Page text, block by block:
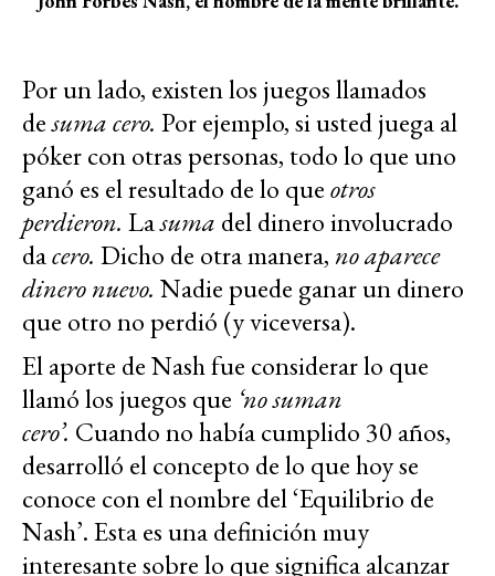
Por un lado, existen los juegos llamados
desuma cero. Por ejemplo, si usted juega al
póker con otras personas, todo lo que uno
ganó es el resultado de lo queotros
perdieron. Lasuma del dinero involucrado
dacero. Dicho de otra manera, no aparece
dinero nuevo. Nadie puede ganar un dinero
que otro no perdió (y viceversa).
El aporte de Nash fue considerar lo que
llamó los juegos que ‘no suman
cero’. Cuando no había cumplido 30 años,
desarrolló el concepto de lo que hoy se
conoce con el nombre del ‘Equilibrio de
Nash’. Esta es una definición muy
interesante sobre lo que significa alcanzar